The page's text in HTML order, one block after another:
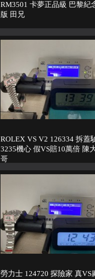
RM3501 卡夢正品級 巴黎紀
版 田兄
ROLEX VS V2 126334 拆蓋
3235機心 假VS賠10萬倍 陳
哥
勞力士 124720 探險家 真VS